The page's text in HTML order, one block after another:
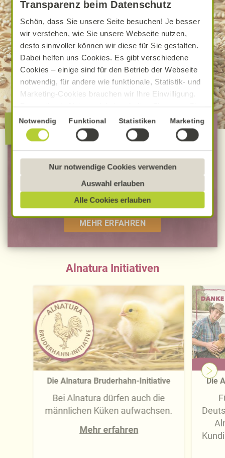
Transparenz beim Datenschutz
Schön, dass Sie unsere Seite besuchen! Je besser
wir verstehen, wie Sie unsere Webseite nutzen,
desto sinnvoller können wir diese für Sie gestalten.
Dabei helfen uns Cookies. Es gibt verschiedene
Cookies – einige sind für den Betrieb der Webseite
notwendig, für andere wie funktionale, Statistik- und
Marketing-Cookies brauchen wir Ihre Einwilligung.
Das optimale Nutzererlebnis erhalten Sie, wenn Sie
„Alle Cookies erlauben“ anklicken. Ihre Einwilligung
umfasst in diesem Fall auch den Einsatz von
Dienstleistern in Drittländern, die kein mit der EU
Sofern personenbezogene Daten dorthin übermittelt
werden, besteht das Risiko, dass diese erfasst und
analysiert werden und Betroffenenrechte nicht
durchgesetzt werden könnten. Sie können jederzeit
Ihre Einwilligung zur Datenverarbeitung und
-übermittlung widerrufen und Tools deaktivieren.
Datenschutzerklärung.
Näheres über uns erfahren Sie in unserem
Impressum.
Einwilligungsauswahl
Notwendig Funktional Statistiken Marketing
Alle Cookies erlauben
Auswahl erlauben
Nur notwendige Cookies verwenden
Die besondere Alnatura
Qualität
100 % Bio-Lebensmittel
Bevorzugt Bio-Verbandsware
unabhängig geprüfte Rezepturen
MEHR ERFAHREN
Alnatura Initiativen
Die Alnatura Bruderhahn-Initiative
Bei Alnatura dürfen auch die
männlichen Küken aufwachsen.
Mehr erfahren
Die